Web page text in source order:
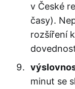
v České
časy).
rozšíření
minut se